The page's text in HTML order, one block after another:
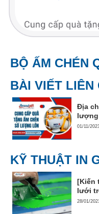
BỘ ẤM CHÉN
BÀI VIẾT LIÊN
Địa
lượng
01/11/
KỸ THUẬT IN
[Kiến
lưới
28/01/2021